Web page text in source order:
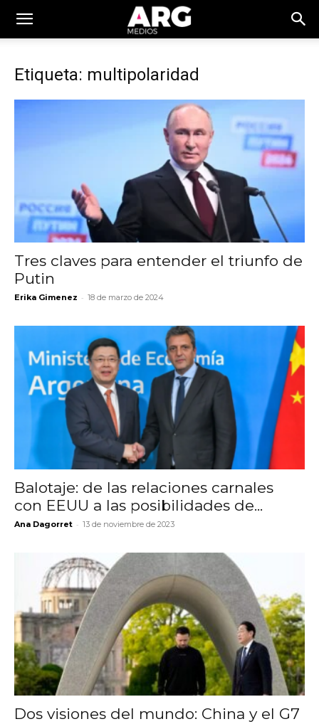
Etiqueta: multipolaridad
Tres claves para entender el triunfo de
Putin
Erika Gimenez - 18 de marzo de 2024
Balotaje: de las relaciones carnales
con EEUU a las posibilidades de...
Ana Dagorret - 13 de noviembre de 2023
Dos visiones del mundo: China y el G7